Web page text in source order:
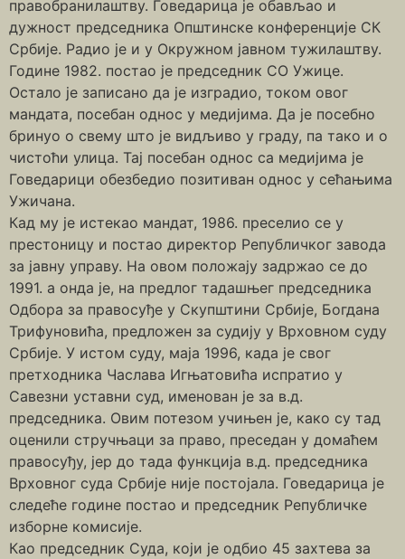
правобранилаштву. Говедарица је обављао и
дужност председника Општинске конференције СК
Србије. Радио је и у Окружном јавном тужилаштву.
Године 1982. постао је председник СО Ужице.
Остало је записано да је изградио, током овог
мандата, посебан однос у медијима. Да је посебно
бринуо о свему што је видљиво у граду, па тако и о
чистоћи улица. Тај посебан однос са медијима је
Говедарици обезбедио позитиван однос у сећањима
Ужичана.
Кад му је истекао мандат, 1986. преселио се у
престоницу и постао директор Републичког завода
за јавну управу. На овом положају задржао се до
1991. а онда је, на предлог тадашњег председника
Одбора за правосуђе у Скупштини Србије, Богдана
Трифуновића, предложен за судију у Врховном суду
Србије. У истом суду, маја 1996, када је свог
претходника Часлава Игњатовића испратио у
Савезни уставни суд, именован је за в.д.
председника. Овим потезом учињен је, како су тад
оценили стручњаци за право, преседан у домаћем
правосуђу, јер до тада функција в.д. председника
Врховног суда Србије није постојала. Говедарица је
следеће године постао и председник Републичке
изборне комисије.
Као председник Суда, који је одбио 45 захтева за